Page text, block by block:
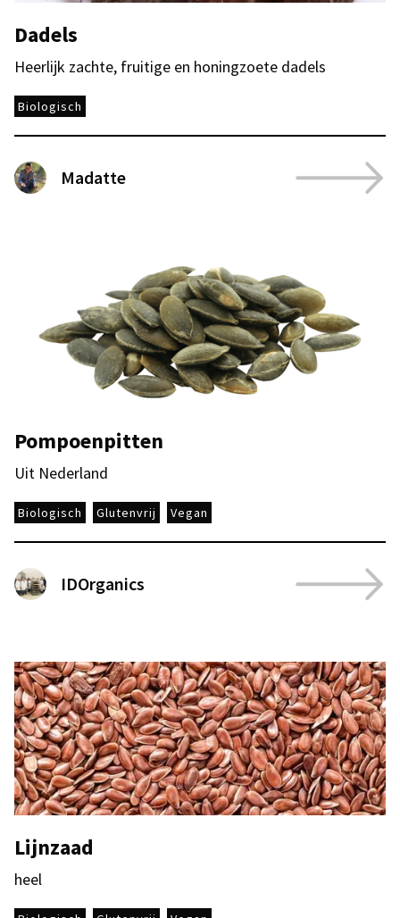
Dadels
Heerlijk zachte, fruitige en honingzoete dadels
Biologisch
Madatte
Pompoenpitten
Uit Nederland
Biologisch Glutenvrij Vegan
IDOrganics
Lijnzaad
heel